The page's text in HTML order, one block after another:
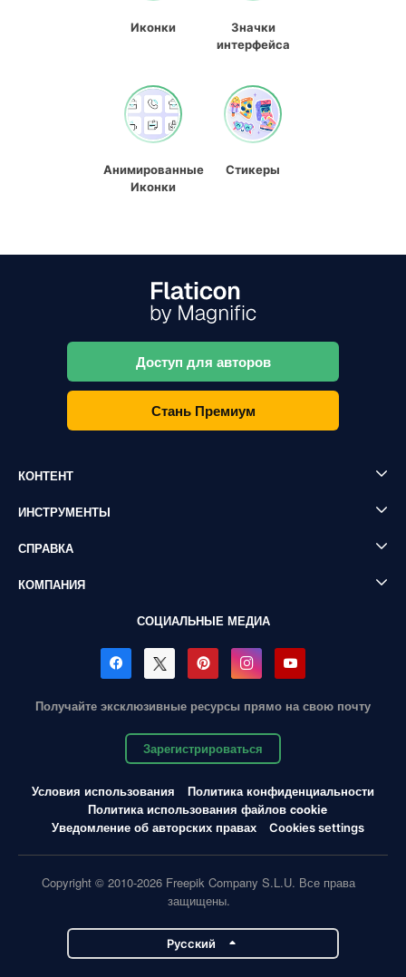
Иконки
Значки
интерфейса
Анимированные
Иконки
Стикеры
Доступ для авторов
Стань Премиум
КОНТЕНТ
ИНСТРУМЕНТЫ
СПРАВКА
КОМПАНИЯ
СОЦИАЛЬНЫЕ МЕДИА
Получайте эксклюзивные ресурсы прямо на свою почту
Зарегистрироваться
Условия использования
Политика конфиденциальности
Политика использования файлов cookie
Уведомление об авторских правах
Cookies settings
Copyright © 2010-2026 Freepik Company S.L.U. Все права
защищены.
Pусский